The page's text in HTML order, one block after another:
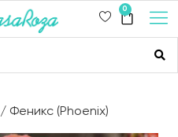
0
/ Феникс (Phoenix)